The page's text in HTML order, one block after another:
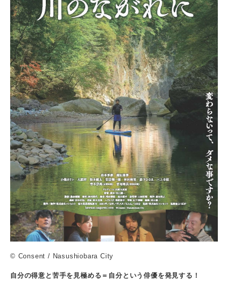
© Consent / Nasushiobara City
自分の得意と苦手を見極める＝自分という俳優を発見する！